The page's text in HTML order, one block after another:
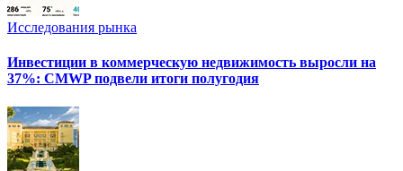
Исследования рынка
Инвестиции в коммерческую недвижимость выросли на
37%: CMWP подвели итоги полугодия